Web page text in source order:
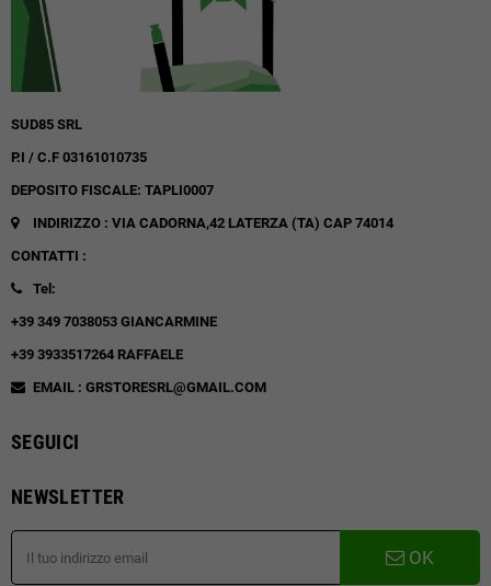
SUD85 SRL
P.I / C.F 03161010735
DEPOSITO FISCALE: TAPLI0007
INDIRIZZO : VIA CADORNA,42 LATERZA (TA) CAP 74014
CONTATTI :
Tel:
+39 349 7038053 GIANCARMINE
+39 3933517264 RAFFAELE
EMAIL : GRSTORESRL@GMAIL.COM
SEGUICI
NEWSLETTER
OK